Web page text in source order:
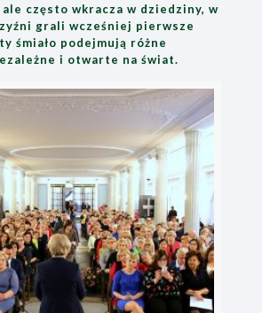
często wkracza w dziedziny, w
grali wcześniej pierwsze
śmiało podejmują różne
i otwarte na świat.